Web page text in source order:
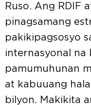
Ruso. Ang RDIF
pinagsamang
pakikipagsosyo
internasyonal na
pamumuhunan
at kabuuang
bilyon. Makikita